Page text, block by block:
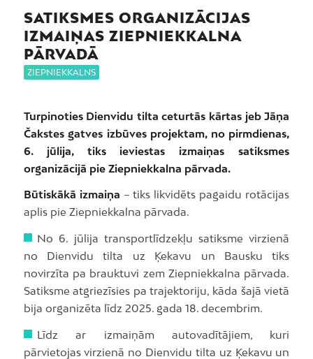
SATIKSMES ORGANIZĀCIJAS
IZMAIŅAS ZIEPNIEKKALNA
PĀRVADĀ
ZIEPNIEKKALNS
Turpinoties Dienvidu tilta ceturtās kārtas jeb Jāņa
Čakstes gatves izbūves projektam, no pirmdienas,
6. jūlija, tiks ieviestas izmaiņas satiksmes
organizācijā pie Ziepniekkalna pārvada.
Būtiskākā izmaiņa – tiks likvidēts pagaidu rotācijas
aplis pie Ziepniekkalna pārvada.
No 6. jūlija transportlīdzekļu satiksme virzienā
no Dienvidu tilta uz Ķekavu un Bausku tiks
novirzīta pa brauktuvi zem Ziepniekkalna pārvada.
Satiksme atgriezīsies pa trajektoriju, kāda šajā vietā
bija organizēta līdz 2025. gada 18. decembrim.
Līdz ar izmaiņām autovadītājiem, kuri
pārvietojas virzienā no Dienvidu tilta uz Ķekavu un